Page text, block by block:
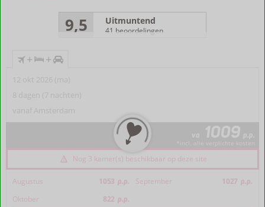
9,5 Uitmuntend
41 beoordelingen
+ +
12 okt 2026 (ma)
8 dagen (7 nachten)
vanaf Amsterdam
va 1009 p.p.
Nog 3 kamer(s) beschikbaar op deze site
Augustus 1053 p.p. September 1027 p.p.
Oktober
822 p.p.